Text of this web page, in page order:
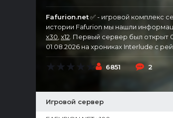
Fafurion.net✅ - игровой комплекс
истории Fafurion мы нашли
x30 x12 . Первый сервер был открыт
01.08.2026 на хрониках Interlude с
6851 2
Игровой сервер